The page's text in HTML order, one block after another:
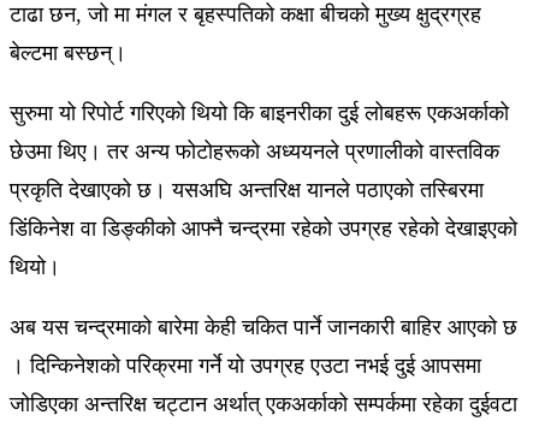
टाढा छन, जो मा मंगल र बृहस्पतिको कक्षा बीचको मुख्य क्षुद्रग्रह
बेल्टमा बस्छन्।
सुरुमा यो रिपोर्ट गरिएको थियो कि बाइनरीका दुई लोबहरू एकअर्काको
छेउमा थिए। तर अन्य फोटोहरूको अध्ययनले प्रणालीको वास्तविक
प्रकृति देखाएको छ। यसअघि अन्तरिक्ष यानले पठाएको तस्बिरमा
डिंकिनेश वा डिङ्कीको आफ्नै चन्द्रमा रहेको उपग्रह रहेको देखाइएको
थियो।
अब यस चन्द्रमाको बारेमा केही चकित पार्ने जानकारी बाहिर आएको छ
। दिन्किनेशको परिक्रमा गर्ने यो उपग्रह एउटा नभई दुई आपसमा
जोडिएका अन्तरिक्ष चट्टान अर्थात् एकअर्काको सम्पर्कमा रहेका दुईवटा